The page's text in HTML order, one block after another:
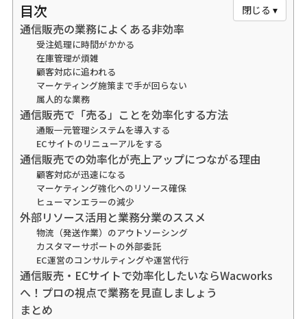
目次 閉じる ▾
通信販売の業務によくある非効率
受注処理に時間がかかる
在庫管理が煩雑
顧客対応に追われる
マーケティング施策まで手が回らない
属人的な業務
通信販売で「売る」ことを効率化する方法
通販一元管理システムを導入する
ECサイトのリニューアルをする
通信販売での効率化が売上アップにつながる理由
顧客対応が迅速になる
マーケティング強化へのリソース確保
ヒューマンエラーの減少
外部リソース活用と業務分業のススメ
物流（発送作業）のアウトソーシング
カスタマーサポートの外部委託
EC運営のコンサルティングや運営代行
通信販売・ECサイトで効率化したいならWacworks
へ！プロの視点で業務を見直しましょう
まとめ